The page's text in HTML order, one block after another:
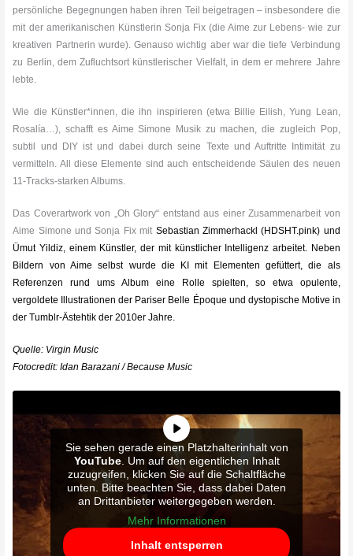
persönliche Begegnungen haben ihren Teil beigetragen – insbesondere die
mit der amerikanischen Künstlerin Sonja Fix (die Aime zur Lebens- wie zur
kreativen Partnerin wurde). Genauso wichtig aber war die tiefe Verbindung
zu Berlin, dem Zufluchtsort künstlerischer Vielfalt, in dem er mehrere Jahre
lebte.
Wie die Künstler*innen, die ihn inspirieren (etwa Billie Eilish, Yung Lean,
Rosalía…), schafft es Aime Simone Musik zu machen, die zugleich Pop,
subtil und DIY ist und dabei durch seine Texte und Auftritte Intimität zu
vermitteln. All diese Elemente sind auch entscheidende Säulen des neuen
11-Tracks-starken Albums.
Das Coverartwork von „Oh Glory“ entstand aus einer Zusammenarbeit von
Aime Simone und Sonja Fix mit Sebastian Zimmerhackl (HDSHT.pink) und
Ümut Yildiz, einem Künstler, der mit künstlicher Intelligenz arbeitet. Neben
Bildern von Aime selbst wurde die KI mit Elementen gefüttert, die als
Referenzen rund ums Album eine Rolle spielten, so etwa opulente,
vergoldete Illustrationen der Pariser Belle Époque und dystopische Motive in
der Tumblr-Ästehtik der 2010er Jahre.
Quelle: Virgin Music
Fotocredit: Idan Barazani / Because Music
Sie sehen gerade einen Platzhalterinhalt von
YouTube. Um auf den eigentlichen Inhalt
zuzugreifen, klicken Sie auf die Schaltfläche
unten. Bitte beachten Sie, dass dabei Daten
an Drittanbieter weitergegeben werden.
Mehr Informationen
Inhalt entsperren